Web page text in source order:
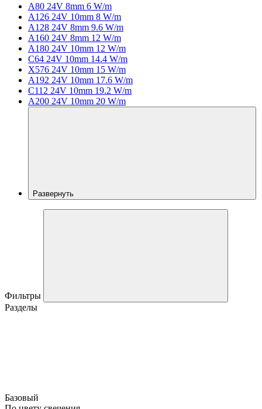
A80 24V 8mm 6 W/m
A126 24V 10mm 8 W/m
A128 24V 8mm 9.6 W/m
A160 24V 8mm 12 W/m
A180 24V 10mm 12 W/m
C64 24V 10mm 14.4 W/m
X576 24V 10mm 15 W/m
A192 24V 10mm 17.6 W/m
C112 24V 10mm 19.2 W/m
A200 24V 10mm 20 W/m
Развернуть
Фильтры
Разделы
Базовый